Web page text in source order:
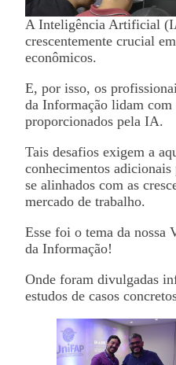
A Inteligência Artificial
crescentemente crucial
econômicos.
E, por isso, os
da Informação lidam com
proporcionados pela IA.
Tais desafios exigem a
conhecimentos adicionais
se alinhados com as
mercado de trabalho.
Esse foi o tema da nossa
da Informação!
Onde foram divulgadas
estudos de casos